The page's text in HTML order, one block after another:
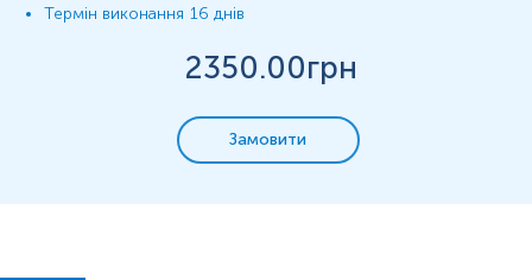
Синоніми
Показання до призначення
Загальна характеристика
Інтерферуючі чинники
Термін виконання 16 днів
2350.00грн
Замовити